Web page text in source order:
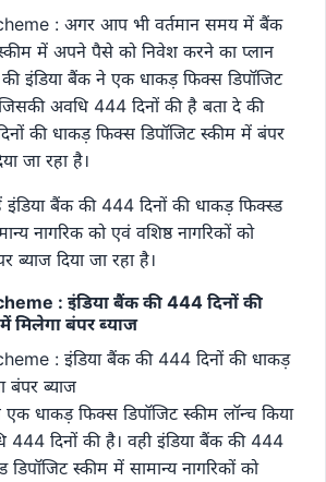
: अगर आप भी वर्तमान समय में बैंक
स्कीम में अपने पैसे को निवेश करने का प्लान
की इंडिया बैंक ने एक धाकड़ फिक्स डिपॉजिट
अवधि 444 दिनों की है बता दे की
की धाकड़ फिक्स डिपॉजिट स्कीम में बंपर
जा रहा है।
बैंक की 444 दिनों की धाकड़ फिक्स्ड
नागरिक को एवं वशिष्ठ नागरिकों को
ब्याज दिया जा रहा है।
: इंडिया बैंक की 444 दिनों की
मिलेगा बंपर ब्याज
: इंडिया बैंक की 444 दिनों की धाकड़
बंपर ब्याज
धाकड़ फिक्स डिपॉजिट स्कीम लॉन्च किया
444 दिनों की है। वही इंडिया बैंक की 444
डिपॉजिट स्कीम में सामान्य नागरिकों को